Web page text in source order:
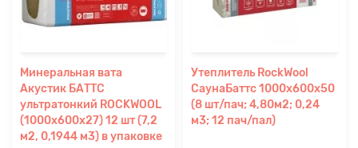
Минеральная вата
Акустик БАТТС
ультратонкий ROCKWOOL
(1000х600х27) 12 шт (7,2
м2, 0,1944 м3) в упаковке
Утеплитель RockWool
СаунаБаттс 1000х600х50
(8 шт/пач; 4,80м2; 0,24
м3; 12 пач/пал)